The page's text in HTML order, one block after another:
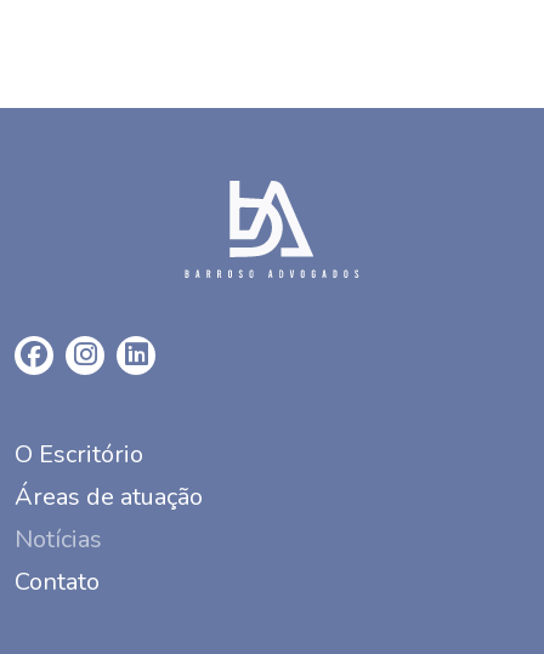
O Escritório
Áreas de atuação
Notícias
Contato